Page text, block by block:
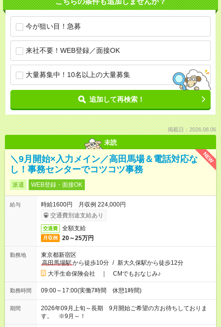
今が狙い目！急募
来社不要！WEB登録／面接OK
大量募集中！10名以上の大量募集
追加して再検索！
掲載日：2026.08.06
未読
NEW
＼9月開始×入力メイン／高田馬場＆電話対応な
し！事務センターでコツコツ事務
派遣 WEB登録・面接OK
給与
時給1600円 月収例 224,000円
交通費別途支給あり
交通費 全額支給
月収例 20～25万円
勤務地
東京都新宿区
高田馬場駅から徒歩10分 / 新大久保駅から徒歩12分
大手生命保険会社 ｜ CMでもおなじみ♪
勤務時間 09:00～17:00(実働7時間 休憩1時間)
期間
2026年09月上旬～長期 9月開始ご希望の方お待ちしておりま
す。 ※9月～！